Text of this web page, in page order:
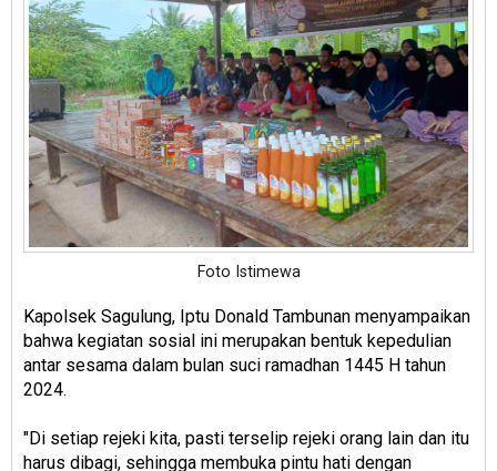
Foto Istimewa
Kapolsek Sagulung, Iptu Donald Tambunan menyampaikan
bahwa kegiatan sosial ini merupakan bentuk kepedulian
antar sesama dalam bulan suci ramadhan 1445 H tahun
2024.
"Di setiap rejeki kita, pasti terselip rejeki orang lain dan itu
harus dibagi, sehingga membuka pintu hati dengan